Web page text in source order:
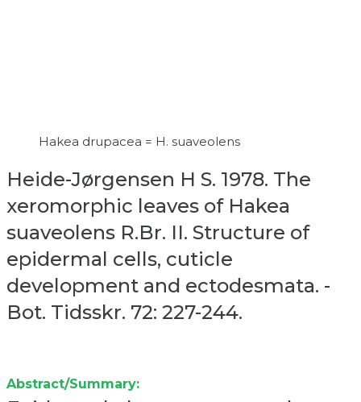
Hakea drupacea = H. suaveolens
Heide-Jørgensen H S. 1978. The
xeromorphic leaves of Hakea
suaveolens R.Br. II. Structure of
epidermal cells, cuticle
development and ectodesmata. -
Bot. Tidsskr. 72: 227-244.
Abstract/Summary: